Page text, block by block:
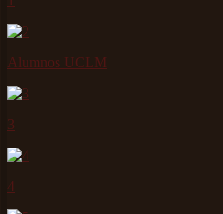
Alumnos UCLM
3
4